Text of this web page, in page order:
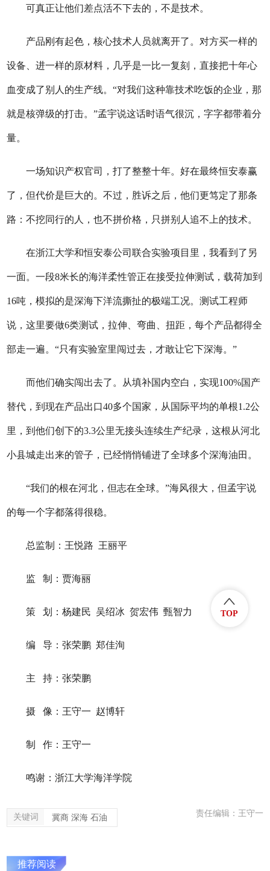
可真正让他们差点活不下去的，不是技术。
产品刚有起色，核心技术人员就离开了。对方买一样的
设备、进一样的原材料，几乎是一比一复刻，直接把十年心
血变成了别人的生产线。“对我们这种靠技术吃饭的企业，那
就是核弹级的打击。”孟宇说这话时语气很沉，字字都带着分
量。
一场知识产权官司，打了整整十年。好在最终恒安泰赢
了，但代价是巨大的。不过，胜诉之后，他们更笃定了那条
路：不挖同行的人，也不拼价格，只拼别人追不上的技术。
在浙江大学和恒安泰公司联合实验项目里，我看到了另
一面。一段8米长的海洋柔性管正在接受拉伸测试，载荷加到
16吨，模拟的是深海下洋流撕扯的极端工况。测试工程师
说，这里要做6类测试，拉伸、弯曲、扭距，每个产品都得全
部走一遍。“只有实验室里闯过去，才敢让它下深海。”
而他们确实闯出去了。从填补国内空白，实现100%国产
替代，到现在产品出口40多个国家，从国际平均的单根1.2公
里，到他们创下的3.3公里无接头连续生产纪录，这根从河北
小县城走出来的管子，已经悄悄铺进了全球多个深海油田。
“我们的根在河北，但志在全球。”海风很大，但孟宇说
的每一个字都落得很稳。
总监制：王悦路 王丽平
监 制：贾海丽
策 划：杨建民 吴绍冰 贺宏伟 甄智力
编 导：张荣鹏 郑佳洵
主 持：张荣鹏
摄 像：王守一 赵博轩
制 作：王守一
鸣谢：浙江大学海洋学院
关键词 冀商 深海 石油 责任编辑：王守一
推荐阅读
TOP